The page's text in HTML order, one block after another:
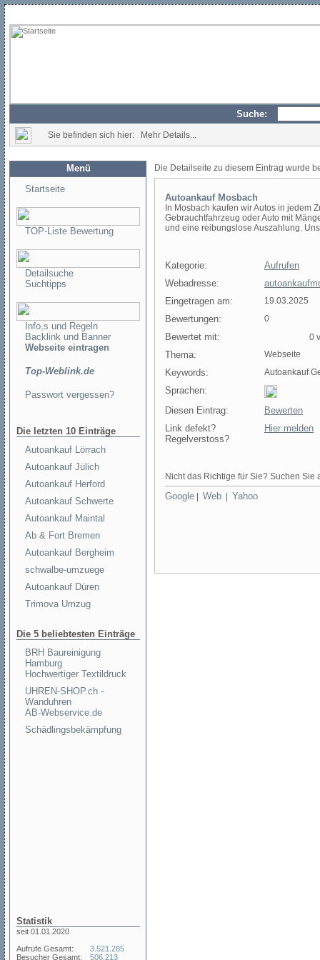
Suche:
Sie befinden sich hier: Mehr Details...
Menü
Startseite
TOP-Liste Bewertung
Detailsuche
Suchtipps
Info,s und Regeln
Backlink und Banner
Webseite eintragen
Top-Weblink.de
Passwort vergessen?
Die letzten 10 Einträge
Autoankauf Lörrach
Autoankauf Jülich
Autoankauf Herford
Autoankauf Schwerte
Autoankauf Maintal
Ab & Fort Bremen
Autoankauf Bergheim
schwalbe-umzuege
Autoankauf Düren
Trimova Umzug
Die 5 beliebtesten Einträge
BRH Baureinigung
Hamburg
Hochwertiger Textildruck
UHREN-SHOP.ch -
Wanduhren
AB-Webservice.de
Schädlingsbekämpfung
Statistik
seit 01.01.2020
Aufrufe Gesamt:
Besucher Gesamt:
3.521.285
506.213
Die Detailseite zu diesem Eintrag wurde
Autoankauf Mosbach
In Mosbach kaufen wir Autos in jedem
Gebrauchtfahrzeug oder Auto mit
und eine reibungslose Auszahlung.
Kategorie:
Aufrufen
Webadresse:
Eingetragen am:
19.03.2025
Bewertungen: 0
Bewertet mit: 0
Thema: Webseite
Keywords: Autoankauf
Sprachen:
Diesen Eintrag:
Bewerten
Link defekt?
Regelverstoss?
Hier melden
Nicht das Richtige für Sie? Suchen Sie
Google Web Yahoo